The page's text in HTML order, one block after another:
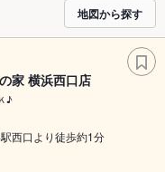
地図から探す
家 横浜西口店
♪
西口より徒歩約1分